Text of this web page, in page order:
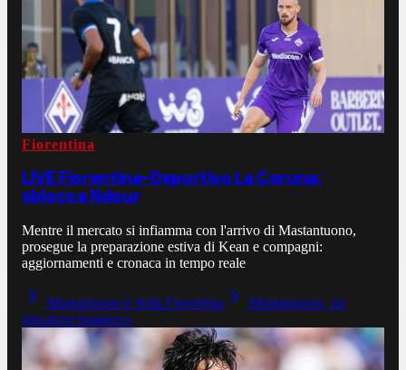
Fiorentina
LIVE Fiorentina-Deportivo La Coruna:
sblocca Ndour
Mentre il mercato si infiamma con l'arrivo di Mastantuono,
prosegue la preparazione estiva di Kean e compagni:
aggiornamenti e cronaca in tempo reale
Mastantuono è della Fiorentina
Mastantuono, un
giocatore baggesco